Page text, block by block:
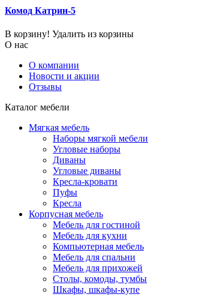
Комод Катрин-5
В корзину! Удалить из корзины
О нас
О компании
Новости и акции
Отзывы
Каталог мебели
Мягкая мебель
Наборы мягкой мебели
Угловые наборы
Диваны
Угловые диваны
Кресла-кровати
Пуфы
Кресла
Корпусная мебель
Мебель для гостиной
Мебель для кухни
Компьютерная мебель
Мебель для спальни
Мебель для прихожей
Столы, комоды, тумбы
Шкафы, шкафы-купе